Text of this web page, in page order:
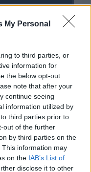
My Personal
to third parties, or
information for
the below opt-out
note that after your
continue seeing
information utilized by
third parties prior to
out of the further
by third parties on the
This information may
on the IAB’s List of
disclose it to other
$0.056
$65,033.00
$0.000040
$1,921.06